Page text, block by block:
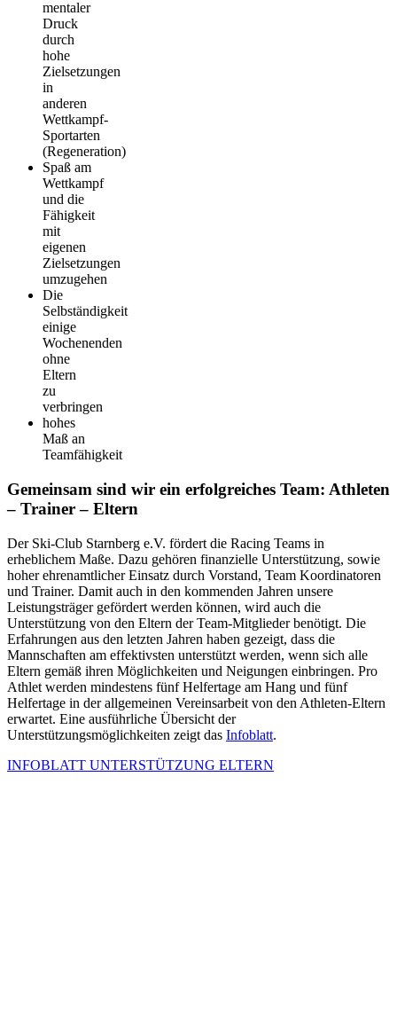
mentaler
Druck
durch
hohe
Zielsetzungen
in
anderen
Wettkampf-
Sportarten
(Regeneration)
Spaß am
Wettkampf
und die
Fähigkeit
mit
eigenen
Zielsetzungen
umzugehen
Die
Selbständigkeit
einige
Wochenenden
ohne
Eltern
zu
verbringen
hohes
Maß an
Teamfähigkeit
Gemeinsam sind wir ein erfolgreiches Team: Athleten
– Trainer – Eltern
Der Ski-Club Starnberg e.V. fördert die Racing Teams in
erheblichem Maße. Dazu gehören finanzielle Unterstützung, sowie
hoher ehrenamtlicher Einsatz durch Vorstand, Team Koordinatoren
und Trainer. Damit auch in den kommenden Jahren unsere
Leistungsträger gefördert werden können, wird auch die
Unterstützung von den Eltern der Team-Mitglieder benötigt. Die
Erfahrungen aus den letzten Jahren haben gezeigt, dass die
Mannschaften am effektivsten unterstützt werden, wenn sich alle
Eltern gemäß ihren Möglichkeiten und Neigungen einbringen. Pro
Athlet werden mindestens fünf Helfertage am Hang und fünf
Helfertage in der allgemeinen Vereinsarbeit von den Athleten-Eltern
erwartet. Eine ausführliche Übersicht der
Unterstützungsmöglichkeiten zeigt das Infoblatt.
INFOBLATT UNTERSTÜTZUNG ELTERN